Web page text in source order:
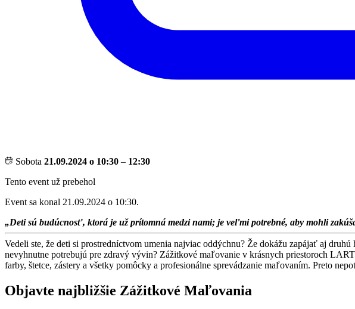
Sobota 21.09.2024 o 10:30 – 12:30
Tento event už prebehol
Event sa konal 21.09.2024 o 10:30.
„Deti sú budúcnosť, ktorá je už prítomná medzi nami; je veľmi potrebné, aby mohli
Vedeli ste, že deti si prostredníctvom umenia najviac oddýchnu? Že dokážu zapájať aj
nevyhnutne potrebujú pre zdravý vývin? Zážitkové maľovanie v krásnych priestoroch
farby, štetce, zástery a všetky pomôcky a profesionálne sprevádzanie maľovaním. Preto
Objavte najbližšie Zážitkové Maľovania